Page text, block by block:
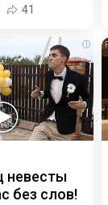
41
i
невесты
без слов!